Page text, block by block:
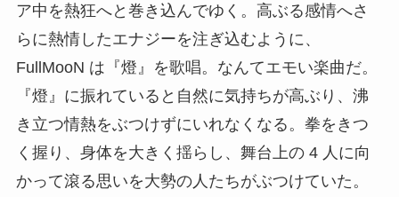
ア中を熱狂へと巻き込んでゆく。高ぶる感情へさ
らに熱情したエナジーを注ぎ込むように、
FullMooN は『燈』を歌唱。なんてエモい楽曲だ。
『燈』に振れていると自然に気持ちが高ぶり、沸
き立つ情熱をぶつけずにいれなくなる。拳をきつ
く握り、身体を大きく揺らし、舞台上の 4 人に向
かって滾る思いを大勢の人たちがぶつけていた。